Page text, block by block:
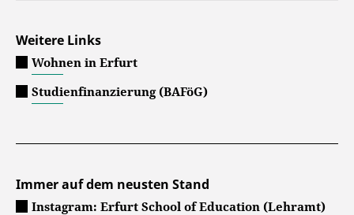
Weitere Links
Wohnen in Erfurt
Studienfinanzierung (BAFöG)
Immer auf dem neusten Stand
Instagram: Erfurt School of Education (Lehramt)